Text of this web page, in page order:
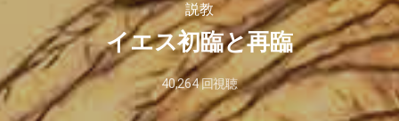
説教
イエス初臨と再臨
2026
年
40,264回視聴